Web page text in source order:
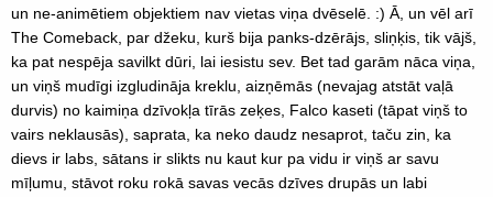
un ne-animētiem objektiem nav vietas viņa dvēselē. :) Ā, un vēl arī
The Comeback, par džeku, kurš bija panks-dzērājs, sliņķis, tik vājš,
ka pat nespēja savilkt dūri, lai iesistu sev. Bet tad garām nāca viņa,
un viņš mudīgi izgludināja kreklu, aizņēmās (nevajag atstāt vaļā
durvis) no kaimiņa dzīvokļa tīrās zeķes, Falco kaseti (tāpat viņš to
vairs neklausās), saprata, ka neko daudz nesaprot, taču zin, ka
dievs ir labs, sātans ir slikts nu kaut kur pa vidu ir viņš ar savu
mīļumu, stāvot roku rokā savas vecās dzīves drupās un labi